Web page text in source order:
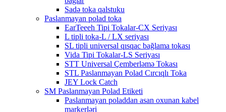
Sadə toka qalstuku
Paslanmayan polad toka
EarTeeeh Tipi Tokalar-CX Seriyası
L tipli toka-L / LX seriyası
SL tipli universal qısqac bağlama tokası
Vida Tipi Tokalar-LS Seriyası
STT Universal Çemberləmə Tokası
STL Paslanmayan Polad Cırcıqlı Toka
JEY Lock Catch
SM Paslanmayan Polad Etiketi
Paslanmayan poladdan asan oxunan kabel
markerləri